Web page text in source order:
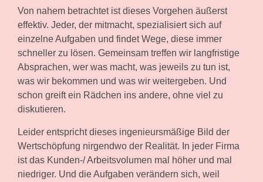
Von nahem betrachtet ist dieses Vorgehen äußerst
effektiv. Jeder, der mitmacht, spezialisiert sich auf
einzelne Aufgaben und findet Wege, diese immer
schneller zu lösen. Gemeinsam treffen wir langfristige
Absprachen, wer was macht, was jeweils zu tun ist,
was wir bekommen und was wir weitergeben. Und
schon greift ein Rädchen ins andere, ohne viel zu
diskutieren.
Leider entspricht dieses ingenieursmäßige Bild der
Wertschöpfung nirgendwo der Realität. In jeder Firma
ist das Kunden-/ Arbeitsvolumen mal höher und mal
niedriger. Und die Aufgaben verändern sich, weil